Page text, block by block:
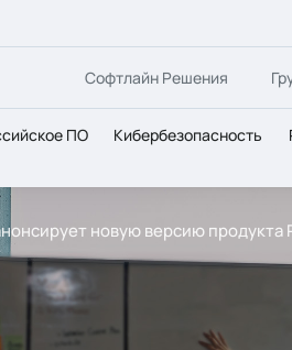
Софтлайн Решения
ПО Кибербезопасность
новую версию продукта